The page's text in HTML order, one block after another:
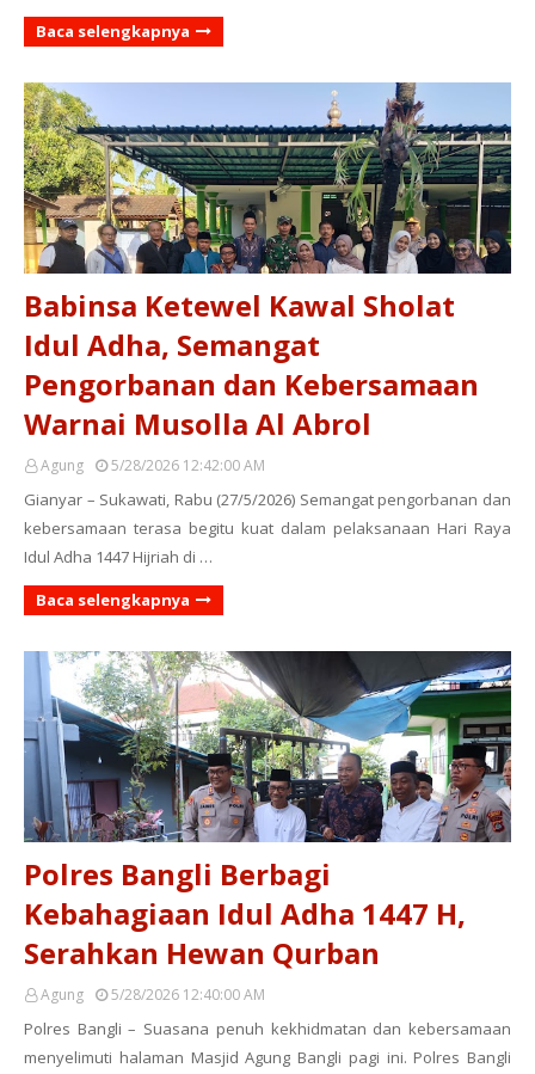
Baca selengkapnya
Babinsa Ketewel Kawal Sholat
Idul Adha, Semangat
Pengorbanan dan Kebersamaan
Warnai Musolla Al Abrol
Agung 5/28/2026 12:42:00 AM
Gianyar – Sukawati, Rabu (27/5/2026) Semangat pengorbanan dan
kebersamaan terasa begitu kuat dalam pelaksanaan Hari Raya
Idul Adha 1447 Hijriah di …
Baca selengkapnya
Polres Bangli Berbagi
Kebahagiaan Idul Adha 1447 H,
Serahkan Hewan Qurban
Agung 5/28/2026 12:40:00 AM
Polres Bangli – Suasana penuh kekhidmatan dan kebersamaan
menyelimuti halaman Masjid Agung Bangli pagi ini. Polres Bangli